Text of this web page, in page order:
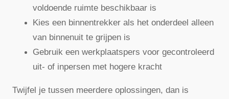
voldoende ruimte beschikbaar is
Kies een binnentrekker als het onderdeel alleen
van binnenuit te grijpen is
Gebruik een werkplaatspers voor gecontroleerd
uit- of inpersen met hogere kracht
Twijfel je tussen meerdere oplossingen, dan is